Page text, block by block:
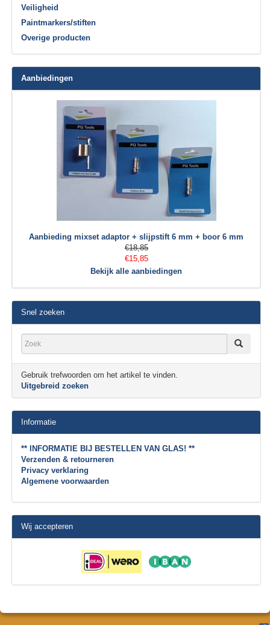
Veiligheid
Paintmarkers/stiften
Overige producten
Aanbiedingen
Aanbieding mixset adaptor + slijpstift 6 mm + boor 6 mm
€18,85
€15,85
Bekijk alle aanbiedingen
Snel zoeken
Gebruik trefwoorden om het artikel te vinden.
Uitgebreid zoeken
Informatie
** INFORMATIE BIJ BESTELLEN VAN GLAS! **
Verzenden & retourneren
Privacy verklaring
Algemene voorwaarden
Wij accepteren